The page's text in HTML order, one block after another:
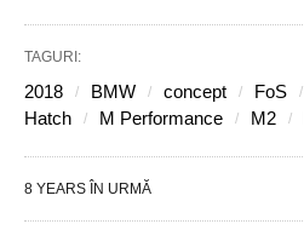
TAGURI:
2018 BMW concept FoS
Hatch
M Performance M2
8 YEARS ÎN URMĂ